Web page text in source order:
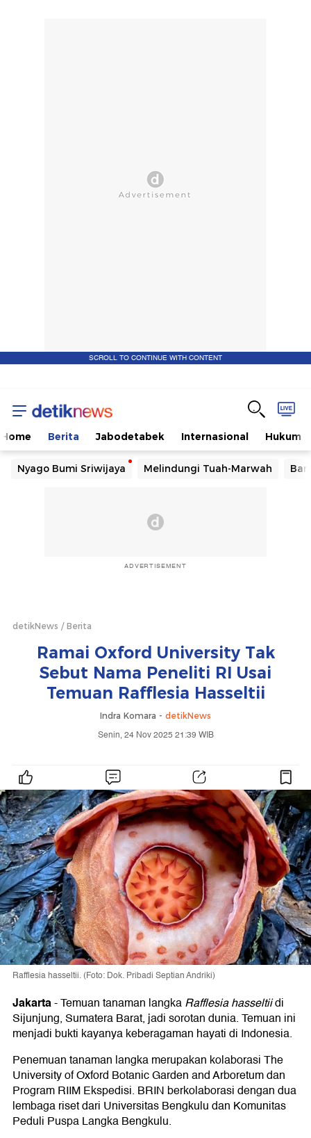
SCROLL TO CONTINUE WITH CONTENT
Home Berita Jabodetabek Internasional Hukum
Nyago Bumi Sriwijaya Melindungi Tuah-Marwah
ADVERTISEMENT
detikNews Berita
Ramai Oxford University Tak
Sebut Nama Peneliti RI Usai
Temuan Rafflesia Hasseltii
Indra Komara - detikNews
Senin, 24 Nov 2025 21:39 WIB
Rafflesia hasseltii. (Foto: Dok. Pribadi Septian Andriki)
Jakarta-Temuan tanaman langkaRafflesia hasseltiidi
Sijunjung, Sumatera Barat, jadi sorotan dunia. Temuan ini
menjadi bukti kayanya keberagaman hayati di Indonesia.
Penemuan tanaman langka merupakan kolaborasi The
University of Oxford Botanic Garden and Arboretum dan
Program RIIM Ekspedisi. BRIN berkolaborasi dengan dua
lembaga riset dari Universitas Bengkulu dan Komunitas
Peduli Puspa Langka Bengkulu.